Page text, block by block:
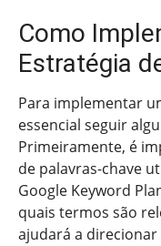
Como
Estratégia
Para implementar
essencial seguir
Primeiramente, é
de palavras-chave
Google Keyword
quais termos são
ajudará a